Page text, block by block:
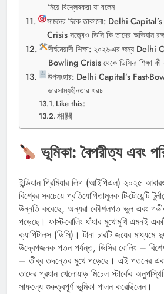
নিয়ে বিশ্লেষকরা যা বলেন
সামনের দিকে তাকানো: Delhi
Crisis সত্ত্বেও ডিসি কি তাদের অভিযান
দীর্ঘমেয়াদী শিক্ষা: ২০২৬-এর জন্য
Bowling Crisis থেকে ডিসি-র শিক্ষা কী
উপসংহার: Delhi Capital’s Fast-
ভারসাম্যহীনতার খরচ
Like this:
相關
ভূমিকা: বৈপরীত্য এবং
ইন্ডিয়ান প্রিমিয়ার লিগ (আইপিএল) ২০২৫
বিশ্বের সবচেয়ে প্রতিযোগিতামূলক টি-টোয়েন্টি
উন্নতি করেছে, অন্যরা কৌশলগত ভুল এবং
পড়েছে। ফাস্ট-বোলিং ধাঁধার মুখোমুখি এমনই
ক্যাপিটালস (ডিসি)। টানা চারটি জয়ের মাধ্যমে
উদ্বেগজনক পতন পর্যন্ত, ডিসির বোলিং –
– তীব্র তদন্তের মুখে পড়েছে। এই পতনের
তাদের প্রধান খেলোয়াড় মিচেল স্টার্কের
সাফল্যে গুরুত্বপূর্ণ ভূমিকা পালন করেছিলেন।